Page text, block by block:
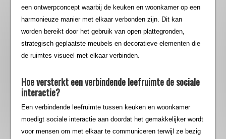
een ontwerpconcept waarbij de keuken en woonkamer op een
harmonieuze manier met elkaar verbonden zijn. Dit kan
worden bereikt door het gebruik van open plattegronden,
strategisch geplaatste meubels en decoratieve elementen die
de ruimtes visueel met elkaar verbinden.
Hoe versterkt een verbindende leefruimte de sociale
interactie?
Een verbindende leefruimte tussen keuken en woonkamer
moedigt sociale interactie aan doordat het gemakkelijker wordt
voor mensen om met elkaar te communiceren terwijl ze bezig